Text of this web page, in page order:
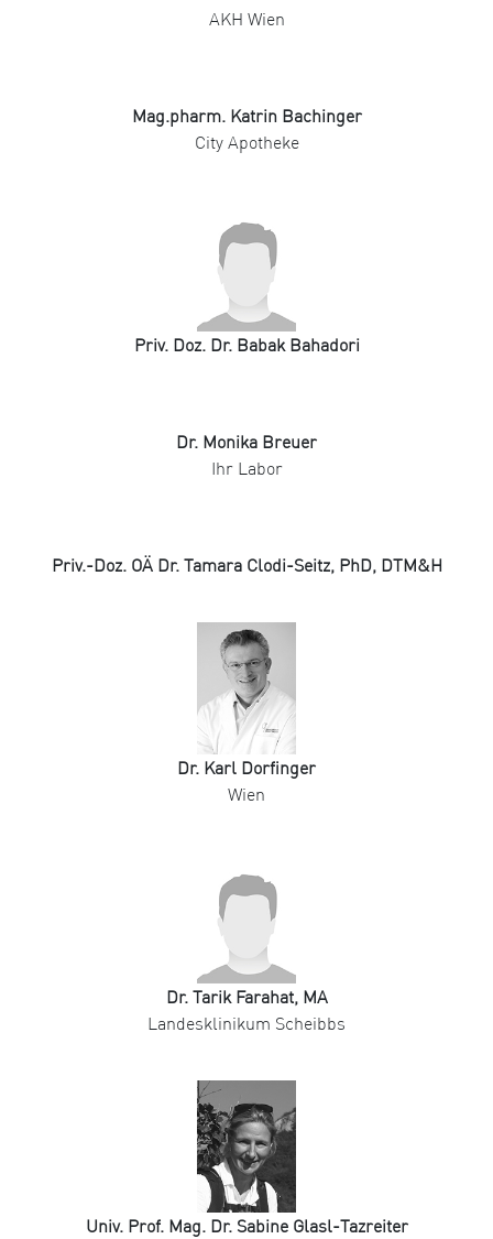
AKH Wien
Mag.pharm. Katrin Bachinger
City Apotheke
Priv. Doz. Dr. Babak Bahadori
Dr. Monika Breuer
Ihr Labor
Priv.-Doz. OÄ Dr. Tamara Clodi-Seitz, PhD, DTM&H
Dr. Karl Dorfinger
Wien
Dr. Tarik Farahat, MA
Landesklinikum Scheibbs
Univ. Prof. Mag. Dr. Sabine Glasl-Tazreiter